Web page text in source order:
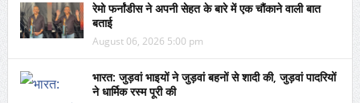
रेमो फर्नांडीस ने अपनी सेहत के बारे में एक चौंकाने वाली बात
बताई
August 06, 2026 5:00 pm
भारत: जुड़वां भाइयों ने जुड़वां बहनों से शादी की, जुड़वां पादरियों
ने धार्मिक रस्म पूरी की